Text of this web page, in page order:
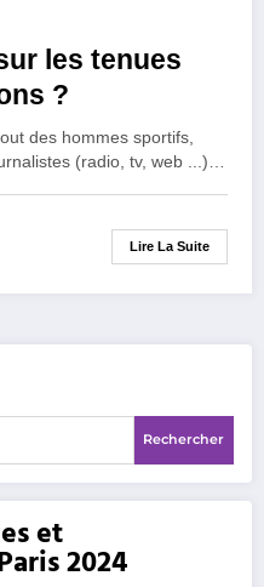
les tenues
?
des hommes sportifs,
(radio, tv, web ...)…
Lire La Suite
Rechercher
et
2024